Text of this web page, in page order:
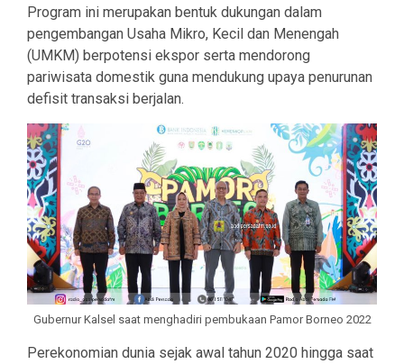
Program ini merupakan bentuk dukungan dalam
pengembangan Usaha Mikro, Kecil dan Menengah
(UMKM) berpotensi ekspor serta mendorong
pariwisata domestik guna mendukung upaya penurunan
defisit transaksi berjalan.
Gubernur Kalsel saat menghadiri pembukaan Pamor Borneo 2022
Perekonomian dunia sejak awal tahun 2020 hingga saat